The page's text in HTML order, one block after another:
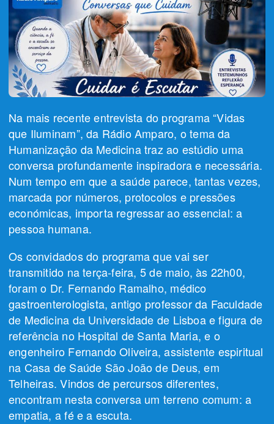
Na mais recente entrevista do programa “Vidas
que Iluminam”, da Rádio Amparo, o tema da
Humanização da Medicina traz ao estúdio uma
conversa profundamente inspiradora e necessária.
Num tempo em que a saúde parece, tantas vezes,
marcada por números, protocolos e pressões
económicas, importa regressar ao essencial: a
pessoa humana.
Os convidados do programa que vai ser
transmitido na terça-feira, 5 de maio, às 22h00,
foram o Dr. Fernando Ramalho, médico
gastroenterologista, antigo professor da Faculdade
de Medicina da Universidade de Lisboa e figura de
referência no Hospital de Santa Maria, e o
engenheiro Fernando Oliveira, assistente espiritual
na Casa de Saúde São João de Deus, em
Telheiras. Vindos de percursos diferentes,
encontram nesta conversa um terreno comum: a
empatia, a fé e a escuta.